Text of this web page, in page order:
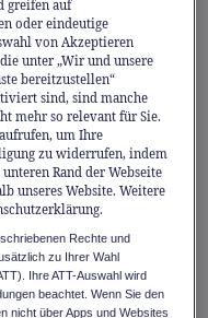
lästig, sondern
sein können.
gern
Beschwerden
aber fühlen sie
wie
des Lebens
greifen auf
oder eindeutige
von Akzeptieren
unter „Wir und unsere
bereitzustellen“
sind, sind manche
mehr so relevant für Sie.
um Ihre
zu widerrufen, indem
Rand der Webseite
unseres Website. Weitere
Rechte und
zu Ihrer Wahl
Ihre ATT-Auswahl wird
beachtet. Wenn Sie den
nicht über Apps und Websites